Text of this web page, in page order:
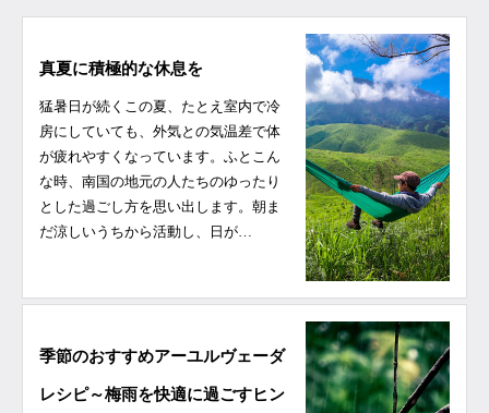
真夏に積極的な休息を
猛暑日が続くこの夏、たとえ室内で冷
房にしていても、外気との気温差で体
が疲れやすくなっています。ふとこん
な時、南国の地元の人たちのゆったり
とした過ごし方を思い出します。朝ま
だ涼しいうちから活動し、日が…
季節のおすすめアーユルヴェーダ
レシピ～梅雨を快適に過ごすヒン